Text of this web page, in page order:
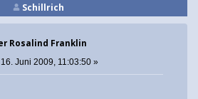
Schillrich
Rosalind Franklin
16. Juni 2009, 11:03:50 »